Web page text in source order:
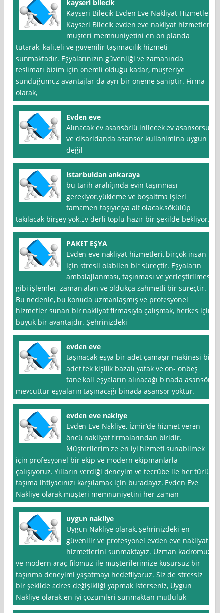
kayseri bilecik
Kayseri Bilecik Evden Eve Nakliyat Hizmetleri
Kayseri Bilecik evden eve nakliyat hizmetleri,
müşteri memnuniyetini en ön planda
tutarak, kaliteli ve güvenilir taşımacılık hizmeti
sunmaktadır. Eşyalarınızın güvenliği ve zamanında
teslimatı bizim için önemli olduğu kadar, müşteriye
sunduğumuz avantajlar da ayrı bir öneme sahiptir. Firma
olarak,
Evden eve
Alınacak ev asansörlü inilecek ev asansorsuz
ve disaridanda asansör kullanimina uygun
değil
istanbuldan ankaraya
bu tarih aralığında evin taşınması
gerekiyor.yükleme ve boşaltma işleri
tamamen taşıyıcıya ait olacak.sökülüp
takılacak birşey yok.Ev derli toplu hazır bir şekilde bekliyor.
PAKET EŞYA
Evden eve nakliyat hizmetleri, birçok insan
için stresli olabilen bir süreçtir. Eşyaların
ambalajlanması, taşınması ve yerleştirilmesi
gibi işlemler, zaman alan ve oldukça zahmetli bir süreçtir.
Bu nedenle, bu konuda uzmanlaşmış ve profesyonel
hizmetler sunan bir nakliyat firmasıyla çalışmak, herkes için
büyük bir avantajdır. Şehrinizdeki
evden eve
taşınacak eşya bir adet çamaşır makinesi bir
adet tek kişilik bazalı yatak ve on- onbeş
tane koli eşyaların alınacağı binada asansör
mevcuttur eşyaların taşınacağı binada asansör yoktur.
evden eve naklıye
Evden Eve Nakliye, İzmir‘de hizmet veren
öncü nakliyat firmalarından biridir.
Müşterilerimize en iyi hizmeti sunabilmek
için profesyonel bir ekip ve modern ekipmanlarla
çalışıyoruz. Yılların verdiği deneyim ve tecrübe ile her türlü
taşıma ihtiyacınızı karşılamak için buradayız. Evden Eve
Nakliye olarak müşteri memnuniyetini her zaman
uygun nakliye
Uygun Nakliye olarak, şehrinizdeki en
güvenilir ve profesyonel evden eve nakliyat
hizmetlerini sunmaktayız. Uzman kadromuz
ve modern araç filomuz ile müşterilerimize kusursuz bir
taşınma deneyimi yaşatmayı hedefliyoruz. Siz de stressiz
bir şekilde adres değişikliği yapmak isterseniz, Uygun
Nakliye olarak en iyi çözümleri sunmaktan mutluluk